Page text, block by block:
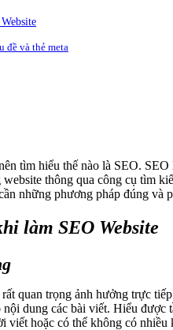
đề và thẻ meta
tìm hiểu thế nào là SEO.
thông qua công cụ tìm
những phương pháp đúng và
làm SEO Website
quan trọng ảnh hưởng trực
dung các bài viết. Hiểu
viết hoặc có thể không có